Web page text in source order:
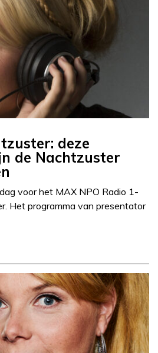
deze
de Nachtzuster
voor het MAX NPO Radio 1-
Het programma van presentator